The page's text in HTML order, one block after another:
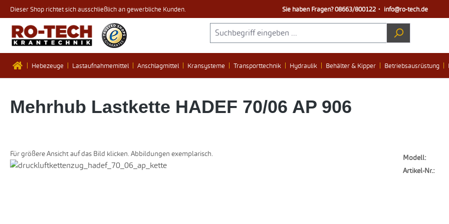
Hauptinhalt springen
Zur Suche springen
Zur Hauptnavigation springen
Dieser Shop richtet sich ausschließlich an gewerbliche Kunden. Sie haben Fragen?08663/800122・ info@ro-tech.de
Hebezeuge Lastaufnahmemittel Anschlagmittel Kransysteme Transporttechnik Hydraulik Behälter & Kipper Betriebsausrüstung
Mehrhub Lastkette HADEF 70/06 AP 906
Für größere Ansicht auf das Bild klicken. Abbildungen exemplarisch.
Bildergalerie überspringen
Modell:
Artikel-Nr.: